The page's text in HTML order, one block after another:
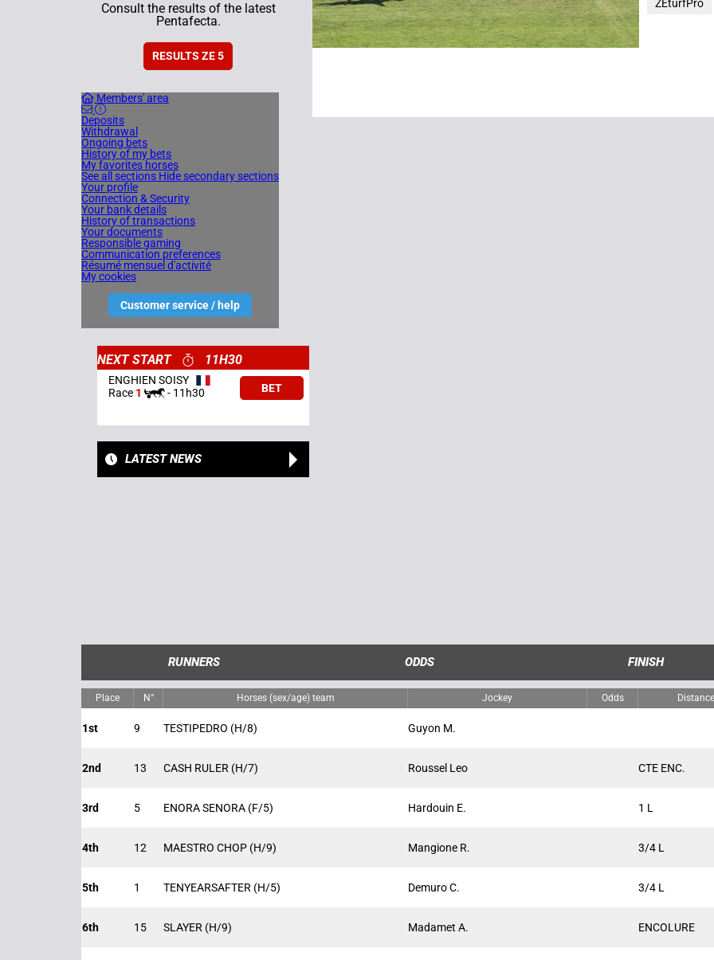
Consult the results of the latest
Pentafecta.
RESULTS ZE 5
Members' area
Deposits
Withdrawal
Ongoing bets
History of my bets
My favorites horses
See all sections Hide secondary sections
Your profile
Connection & Security
Your bank details
History of transactions
Your documents
Responsible gaming
Communication preferences
Résumé mensuel d'activité
My cookies
Customer service / help
ZEturfPro
NEXT START 11H30
ENGHIEN SOISY
Race1 - 11h30 BET
LATEST NEWS
RUNNERS ODDS FINISH
Place N° Horses (sex/age) team Jockey Odds
1st 9 TESTIPEDRO (H/8) Guyon M.
2nd 13 CASH RULER (H/7) Roussel Leo CTE ENC.
3rd 5 ENORA SENORA (F/5) Hardouin E. 1 L
4th 12 MAESTRO CHOP (H/9) Mangione R. 3/4 L
5th 1 TENYEARSAFTER (H/5) Demuro C. 3/4 L
6th 15 SLAYER (H/9) Madamet A. ENCOLURE